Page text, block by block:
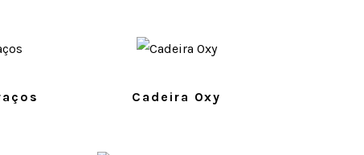
Cadeira Oxy